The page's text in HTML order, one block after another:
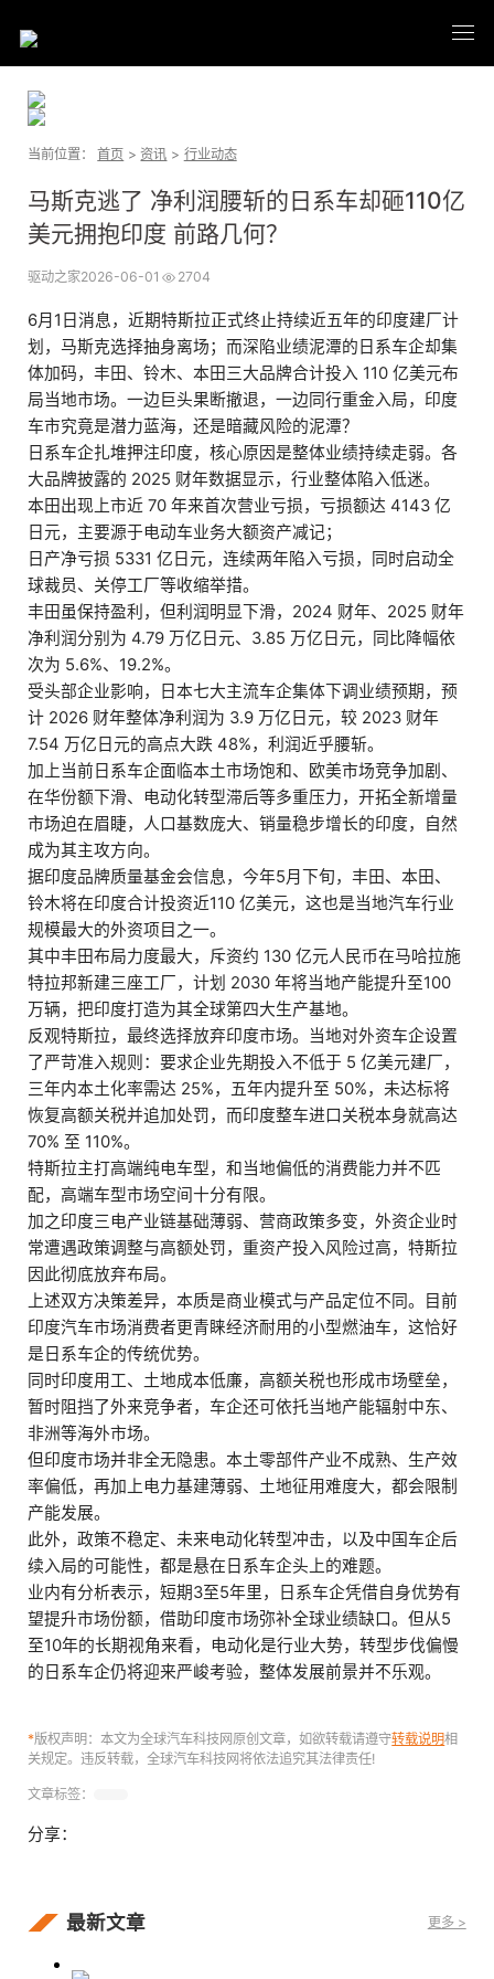
当前位置：首页 > 资讯 > 行业动态
马斯克逃了 净利润腰斩的日系车却砸110亿
美元拥抱印度 前路几何？
驱动之家2026-06-01 2704
6月1日消息，近期特斯拉正式终止持续近五年的印度建厂计
划，马斯克选择抽身离场；而深陷业绩泥潭的日系车企却集
体加码，丰田、铃木、本田三大品牌合计投入 110 亿美元布
局当地市场。一边巨头果断撤退，一边同行重金入局，印度
车市究竟是潜力蓝海，还是暗藏风险的泥潭？
日系车企扎堆押注印度，核心原因是整体业绩持续走弱。各
大品牌披露的 2025 财年数据显示，行业整体陷入低迷。
本田出现上市近 70 年来首次营业亏损，亏损额达 4143 亿
日元，主要源于电动车业务大额资产减记；
日产净亏损 5331 亿日元，连续两年陷入亏损，同时启动全
球裁员、关停工厂等收缩举措。
丰田虽保持盈利，但利润明显下滑，2024 财年、2025 财年
净利润分别为 4.79 万亿日元、3.85 万亿日元，同比降幅依
次为 5.6%、19.2%。
受头部企业影响，日本七大主流车企集体下调业绩预期，预
计 2026 财年整体净利润为 3.9 万亿日元，较 2023 财年
7.54 万亿日元的高点大跌 48%，利润近乎腰斩。
加上当前日系车企面临本土市场饱和、欧美市场竞争加剧、
在华份额下滑、电动化转型滞后等多重压力，开拓全新增量
市场迫在眉睫，人口基数庞大、销量稳步增长的印度，自然
成为其主攻方向。
据印度品牌质量基金会信息，今年5月下旬，丰田、本田、
铃木将在印度合计投资近110 亿美元，这也是当地汽车行业
规模最大的外资项目之一。
其中丰田布局力度最大，斥资约 130 亿元人民币在马哈拉施
特拉邦新建三座工厂，计划 2030 年将当地产能提升至100
万辆，把印度打造为其全球第四大生产基地。
反观特斯拉，最终选择放弃印度市场。当地对外资车企设置
了严苛准入规则：要求企业先期投入不低于 5 亿美元建厂，
三年内本土化率需达 25%，五年内提升至 50%，未达标将
恢复高额关税并追加处罚，而印度整车进口关税本身就高达
70% 至 110%。
特斯拉主打高端纯电车型，和当地偏低的消费能力并不匹
配，高端车型市场空间十分有限。
加之印度三电产业链基础薄弱、营商政策多变，外资企业时
常遭遇政策调整与高额处罚，重资产投入风险过高，特斯拉
因此彻底放弃布局。
上述双方决策差异，本质是商业模式与产品定位不同。目前
印度汽车市场消费者更青睐经济耐用的小型燃油车，这恰好
是日系车企的传统优势。
同时印度用工、土地成本低廉，高额关税也形成市场壁垒，
暂时阻挡了外来竞争者，车企还可依托当地产能辐射中东、
非洲等海外市场。
但印度市场并非全无隐患。本土零部件产业不成熟、生产效
率偏低，再加上电力基建薄弱、土地征用难度大，都会限制
产能发展。
此外，政策不稳定、未来电动化转型冲击，以及中国车企后
续入局的可能性，都是悬在日系车企头上的难题。
业内有分析表示，短期3至5年里，日系车企凭借自身优势有
望提升市场份额，借助印度市场弥补全球业绩缺口。但从5
至10年的长期视角来看，电动化是行业大势，转型步伐偏慢
的日系车企仍将迎来严峻考验，整体发展前景并不乐观。
*版权声明：本文为全球汽车科技网原创文章，如欲转载请遵守转载说明相
关规定。违反转载，全球汽车科技网将依法追究其法律责任!
文章标签：
分享：
最新文章 更多 >